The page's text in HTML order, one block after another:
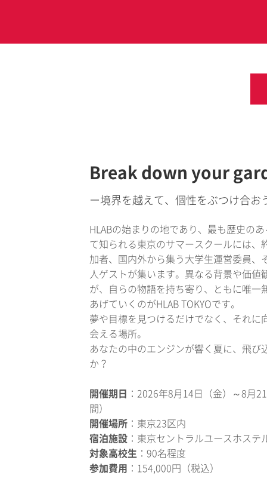
Break down your
ー境界を越えて、個性をぶつけ合お
HLABの始まりの地であり、最も歴史の
て知られる東京のサマースクールには、
加者、国内外から集う大学生運営委員、
人ゲストが集います。異なる背景や価値
が、自らの物語を持ち寄り、ともに唯一
あげていくのがHLAB TOKYOです。
夢や目標を見つけるだけでなく、それに
会える場所。
あなたの中のエンジンが響く夏に、飛び
か？
開催期日
：2026年8月14日（金）～8月
間）
開催場所 ：東京23区内
宿泊施設 ：東京セントラルユースホステ
対象高校生 ：90名程度
参加費用
：154,000円（税込）